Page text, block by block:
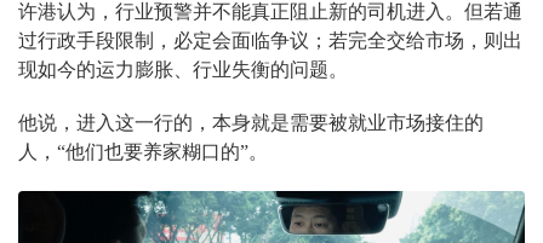
许港认为，行业预警并不能真正阻止新的司机进入。但若通
过行政手段限制，必定会面临争议；若完全交给市场，则出
现如今的运力膨胀、行业失衡的问题。
他说，进入这一行的，本身就是需要被就业市场接住的
人，“他们也要养家糊口的”。